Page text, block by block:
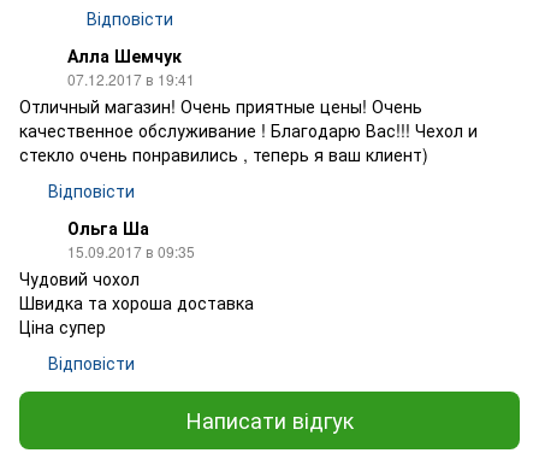
Відповісти
Алла Шемчук
07.12.2017 в 19:41
Отличный магазин! Очень приятные цены! Очень
качественное обслуживание ! Благодарю Вас!!! Чехол и
стекло очень понравились , теперь я ваш клиент)
Відповісти
Ольга Ша
15.09.2017 в 09:35
Чудовий чохол
Швидка та хороша доставка
Ціна супер
Відповісти
Написати відгук